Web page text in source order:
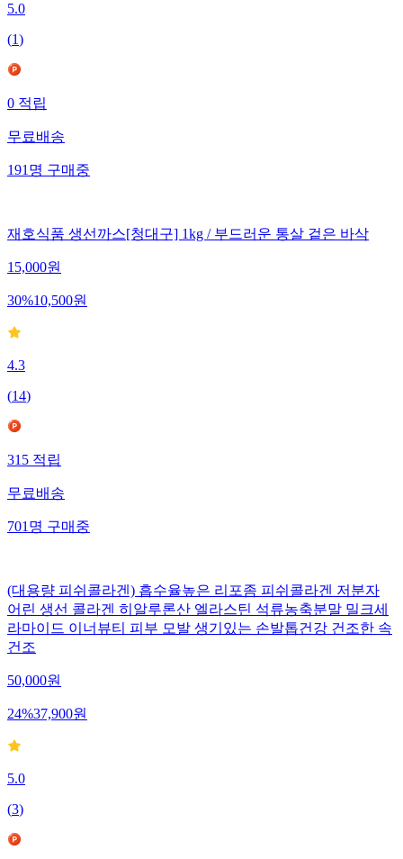
5.0
(1)
0 적립
무료배송
191 명 구매중
재호식품 생선까스[청대구] 1kg / 부드러운 통살 겉은 바삭
15,000원
30%10,500원
4.3
(14)
315 적립
무료배송
701 명 구매중
(대용량 피쉬콜라겐) 흡수율높은 리포좀 피쉬콜라겐 저분자
어린 생선 콜라겐 히알루론산 엘라스틴 석류농축분말 밀크세
라마이드 이너뷰티 피부 모발 생기있는 손발톱건강 건조한 속
건조
50,000원
24%37,900원
5.0
(3)